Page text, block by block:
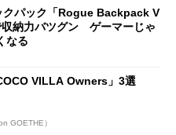
クパック「Rogue Backpack V
収納力バツグン ゲーマーじゃ
なる
VILLA Owners」3選
GOETHE）